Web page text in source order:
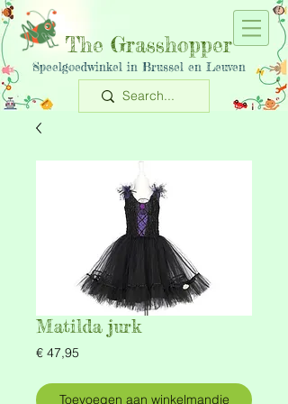
The Grasshopper
Speelgoedwinkel in Brussel en Leuven
Matilda jurk
€ 47,95
Toevoegen aan winkelmandje